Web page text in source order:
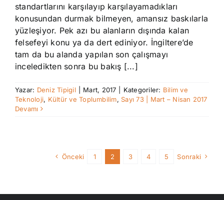
standartlarını karşılayıp karşılayamadıkları
konusundan durmak bilmeyen, amansız baskılarla
yüzleşiyor. Pek azı bu alanların dışında kalan
felsefeyi konu ya da dert ediniyor. İngiltere’de
tam da bu alanda yapılan son çalışmayı
inceledikten sonra bu bakış [...]
Yazar: Deniz Tipigil Mart, 2017 Kategoriler: Bilim ve
Teknoloji, Kültür ve Toplumbilim, Sayı 73 | Mart – Nisan 2017
Devamı
Önceki 1 2 3 4 5 Sonraki